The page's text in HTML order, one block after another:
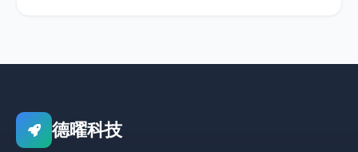
德曜科技